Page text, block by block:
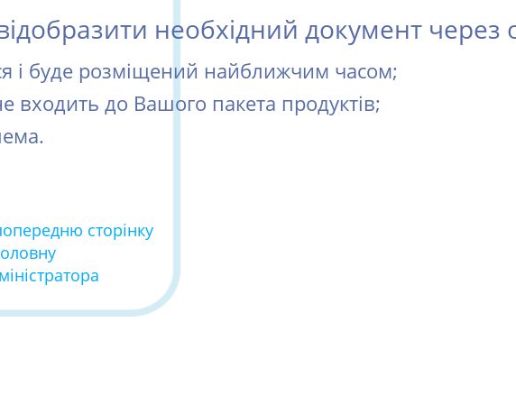
необхідний документ через
і буде розміщений найближчим часом;
входить до Вашого пакета продуктів;
сторінку